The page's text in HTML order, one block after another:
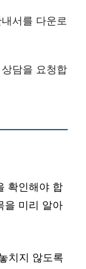
서를 다운로
담을 요청합
확인해야 합
을 미리 알아
치지 않도록